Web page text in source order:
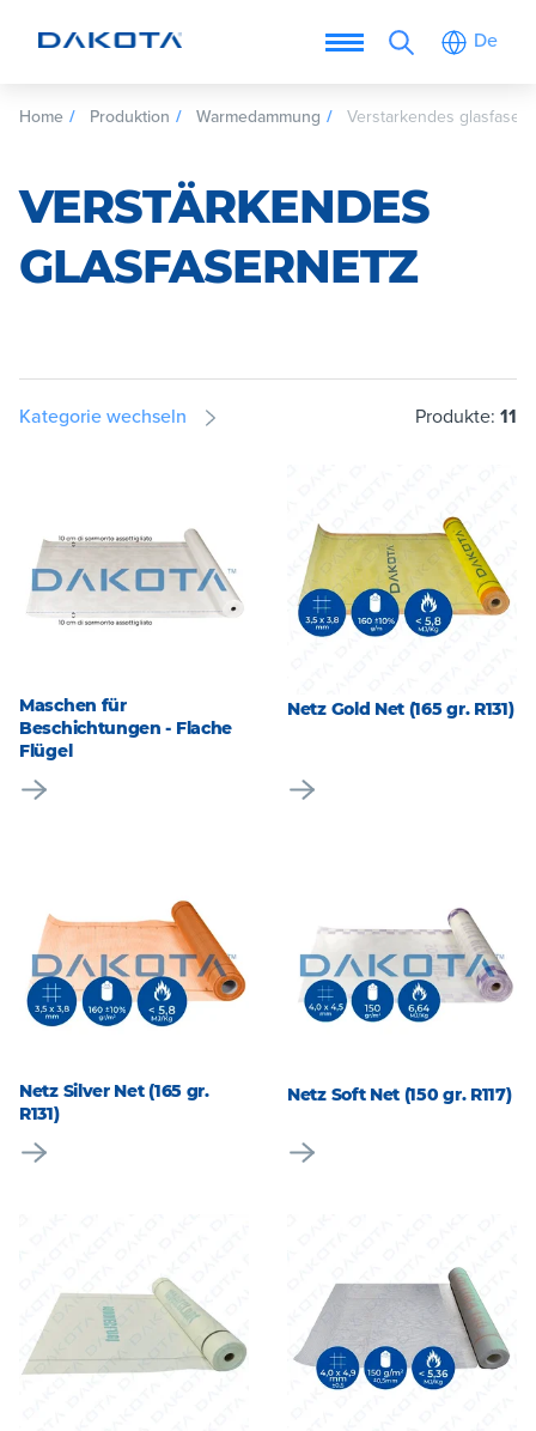
De
Home Produktion Warmedammung Verstarkendes
VERSTÄRKENDES
GLASFASERNETZ
Kategorie wechseln Produkte: 11
Maschen für
Beschichtungen - Flache
Flügel
Netz Gold Net (165 gr. R131)
Netz Silver Net (165 gr.
R131)
Netz Soft Net (150 gr. R117)